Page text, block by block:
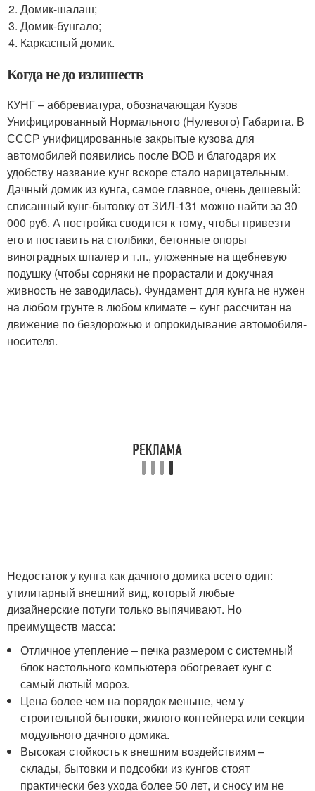
Домик-шалаш;
Домик-бунгало;
Каркасный домик.
Когда не до излишеств
КУНГ – аббревиатура, обозначающая Кузов
Унифицированный Нормального (Нулевого) Габарита. В
СССР унифицированные закрытые кузова для
автомобилей появились после ВОВ и благодаря их
удобству название кунг вскоре стало нарицательным.
Дачный домик из кунга, самое главное, очень дешевый:
списанный кунг-бытовку от ЗИЛ-131 можно найти за 30
000 руб. А постройка сводится к тому, чтобы привезти
его и поставить на столбики, бетонные опоры
виноградных шпалер и т.п., уложенные на щебневую
подушку (чтобы сорняки не прорастали и докучная
живность не заводилась). Фундамент для кунга не нужен
на любом грунте в любом климате – кунг рассчитан на
движение по бездорожью и опрокидывание автомобиля-
носителя.
Недостаток у кунга как дачного домика всего один:
утилитарный внешний вид, который любые
дизайнерские потуги только выпячивают. Но
преимуществ масса:
Отличное утепление – печка размером с системный
блок настольного компьютера обогревает кунг с
самый лютый мороз.
Цена более чем на порядок меньше, чем у
строительной бытовки, жилого контейнера или секции
модульного дачного домика.
Высокая стойкость к внешним воздействиям –
склады, бытовки и подсобки из кунгов стоят
практически без ухода более 50 лет, и сносу им не